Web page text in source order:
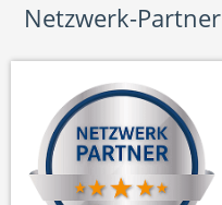
Netzwerk-Partner